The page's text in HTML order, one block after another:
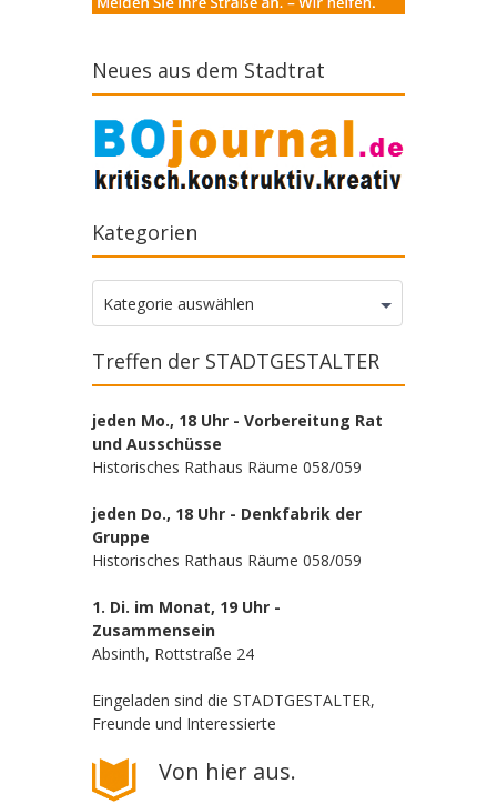
Neues aus dem Stadtrat
Kategorien
Kategorien
Kategorie auswählen
Treffen der STADTGESTALTER
jeden Mo., 18 Uhr - Vorbereitung Rat
und Ausschüsse
Historisches Rathaus Räume 058/059
jeden Do., 18 Uhr - Denkfabrik der
Gruppe
Historisches Rathaus Räume 058/059
1. Di. im Monat, 19 Uhr -
Zusammensein
Absinth, Rottstraße 24
Eingeladen sind die STADTGESTALTER,
Freunde und Interessierte
Von hier aus.